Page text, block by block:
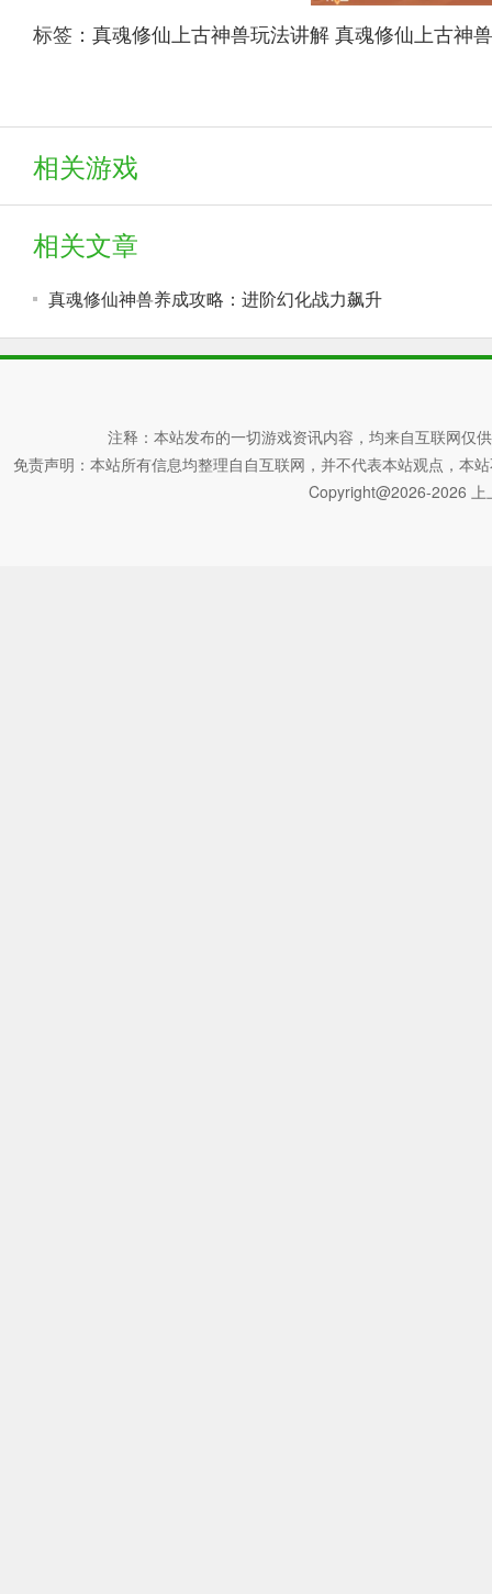
标签： 真魂修仙上古神兽玩法讲解真魂修仙上古神
相关游戏
相关文章
真魂修仙神兽养成攻略：进阶幻化战力飙升
注释：本站发布的一切游戏资讯内容，均来自互联网仅
免责声明：本站所有信息均整理自自互联网，并不代表本站观点，本
Copyright@2026-2026